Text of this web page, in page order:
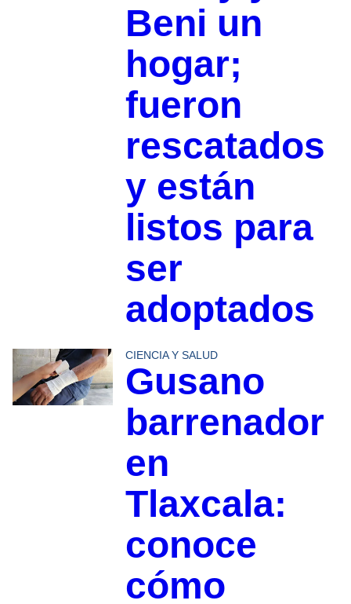
Beni un
hogar;
fueron
rescatados
y están
listos para
ser
adoptados
CIENCIA Y SALUD
Gusano
barrenador
en
Tlaxcala:
conoce
cómo